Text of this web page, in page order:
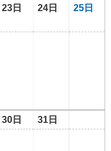
23日 24日 25日
30日 31日